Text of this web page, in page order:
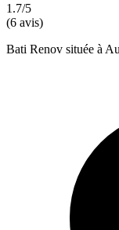
1.7/5
(6 avis)
Bati Renov située à